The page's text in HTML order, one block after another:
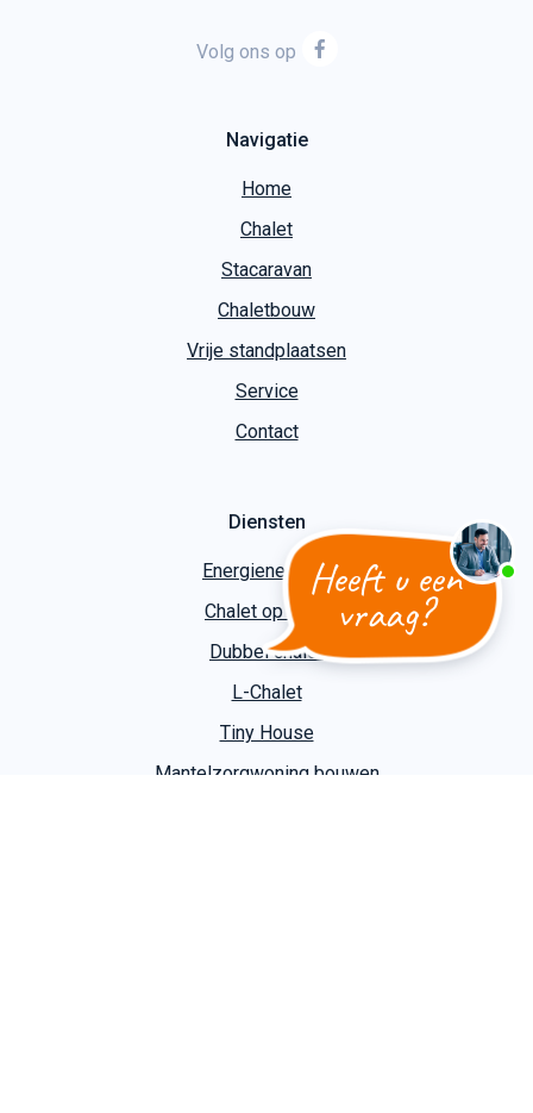
Heeft u een
vraag?
Volg ons op
Navigatie
Home
Chalet
Stacaravan
Chaletbouw
Vrije standplaatsen
Service
Contact
Diensten
Energieneutraal
Chalet op maat
Dubbel chalet
L-Chalet
Tiny House
Mantelzorgwoning bouwen